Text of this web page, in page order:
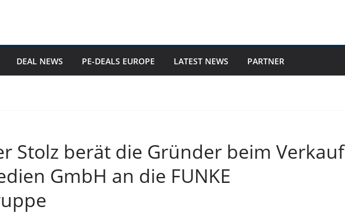
DEAL NEWS PE-DEALS EUROPE LATEST NEWS PARTNER
Stolz berät die Gründer beim Verkauf
GmbH an die FUNKE